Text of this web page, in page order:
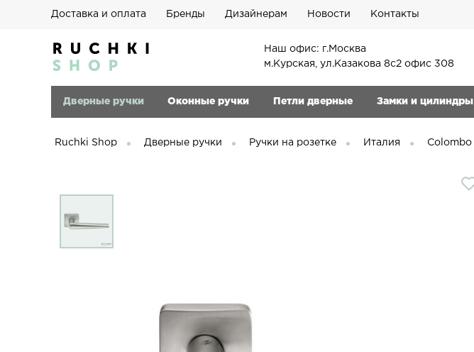
Доставка и оплата Бренды Дизайнерам Новости Контакты
Наш офис: г.Москва
м.Курская, ул.Казакова 8с2 офис 308
Дверные ручки Оконные ручки Петли дверные Замки и цилиндры
Ruchki Shop Дверные ручки Ручки на розетке Италия Colombo